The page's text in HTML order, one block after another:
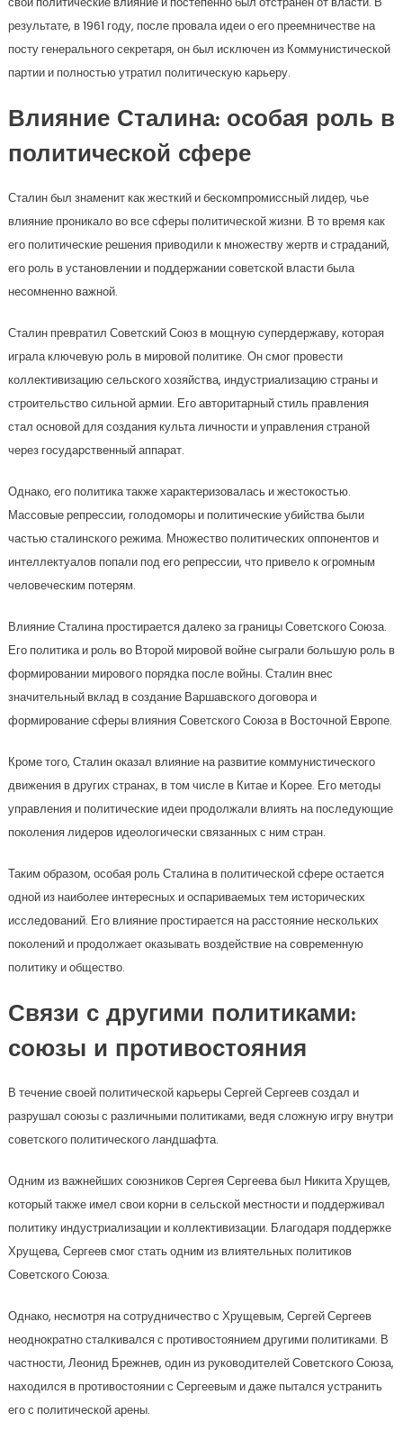
результате, в 1961 году, после провала идеи о его преемничестве на
посту генерального секретаря, он был исключен из Коммунистической
партии и полностью утратил политическую карьеру.
Влияние Сталина: особая роль в
политической сфере
Сталин был знаменит как жесткий и бескомпромиссный лидер, чье
влияние проникало во все сферы политической жизни. В то время как
его политические решения приводили к множеству жертв и страданий,
его роль в установлении и поддержании советской власти была
несомненно важной.
Сталин превратил Советский Союз в мощную супердержаву, которая
играла ключевую роль в мировой политике. Он смог провести
коллективизацию сельского хозяйства, индустриализацию страны и
строительство сильной армии. Его авторитарный стиль правления
стал основой для создания культа личности и управления страной
через государственный аппарат.
Однако, его политика также характеризовалась и жестокостью.
Массовые репрессии, голодоморы и политические убийства были
частью сталинского режима. Множество политических оппонентов и
интеллектуалов попали под его репрессии, что привело к огромным
человеческим потерям.
Влияние Сталина простирается далеко за границы Советского Союза.
Его политика и роль во Второй мировой войне сыграли большую роль в
формировании мирового порядка после войны. Сталин внес
значительный вклад в создание Варшавского договора и
формирование сферы влияния Советского Союза в Восточной Европе.
Кроме того, Сталин оказал влияние на развитие коммунистического
движения в других странах, в том числе в Китае и Корее. Его методы
управления и политические идеи продолжали влиять на последующие
поколения лидеров идеологически связанных с ним стран.
Таким образом, особая роль Сталина в политической сфере остается
одной из наиболее интересных и оспариваемых тем исторических
исследований. Его влияние простирается на расстояние нескольких
поколений и продолжает оказывать воздействие на современную
политику и общество.
Связи с другими политиками:
союзы и противостояния
В течение своей политической карьеры Сергей Сергеев создал и
разрушал союзы с различными политиками, ведя сложную игру внутри
советского политического ландшафта.
Одним из важнейших союзников Сергея Сергеева был Никита Хрущев,
который также имел свои корни в сельской местности и поддерживал
политику индустриализации и коллективизации. Благодаря поддержке
Хрущева, Сергеев смог стать одним из влиятельных политиков
Советского Союза.
Однако, несмотря на сотрудничество с Хрущевым, Сергей Сергеев
неоднократно сталкивался с противостоянием другими политиками. В
частности, Леонид Брежнев, один из руководителей Советского Союза,
находился в противостоянии с Сергеевым и даже пытался устранить
его с политической арены.